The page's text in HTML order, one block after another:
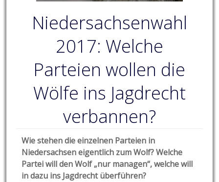
Niedersachsenwahl
2017: Welche
Parteien wollen die
Wölfe ins Jagdrecht
verbannen?
Wie stehen die einzelnen Parteien in
Niedersachsen eigentlich zum Wolf? Welche
Partei will den Wolf „nur managen“, welche will
in dazu ins Jagdrecht überführen?